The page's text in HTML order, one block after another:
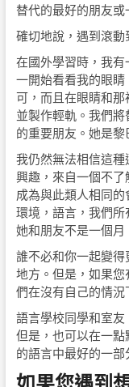
替代的最好的朋友或
確切地說，遇到滾動
在國外學習時，我
一開始看看我的眼
可，而且在眼睛和那
並製作輕軌。我們
的重要朋友。她是黎
我仍然無法相信這
興趣，來自一個不
成為與此類人相同
環境，語言，我們
她和朋友不是一個月
誰不必和你一起變
地方。但是，如果
們在沒有自己的情況
語言學校同學和室友
但是，也可以在一
的語言中最好的一部